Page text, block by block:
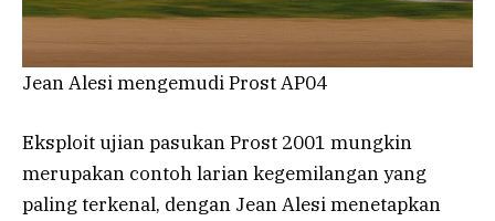
Jean Alesi mengemudi Prost AP04
Eksploit ujian pasukan Prost 2001 mungkin
merupakan contoh larian kegemilangan yang
paling terkenal, dengan Jean Alesi menetapkan